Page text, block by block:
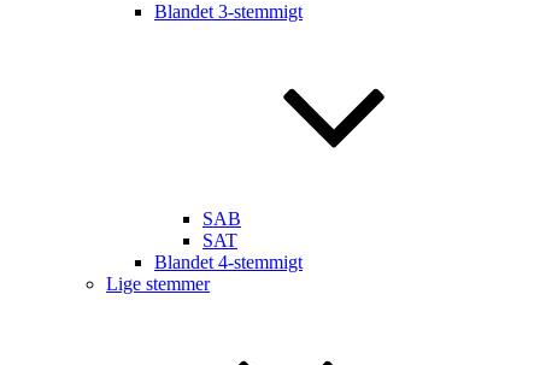
Blandet 3-stemmigt
SAB
SAT
Blandet 4-stemmigt
Lige stemmer